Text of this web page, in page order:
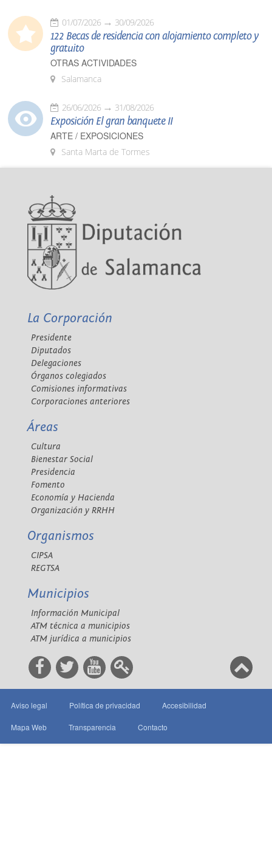
01/07/2026 30/09/2026
122 Becas de residencia con alojamiento completo y
gratuito
OTRAS ACTIVIDADES
Salamanca
26/06/2026 31/08/2026
Exposición El gran banquete II
ARTE / EXPOSICIONES
Santa Marta de Tormes
La Corporación
Presidente
Diputados
Delegaciones
Órganos colegiados
Comisiones informativas
Corporaciones anteriores
Áreas
Cultura
Bienestar Social
Presidencia
Fomento
Economía y Hacienda
Organización y RRHH
Organismos
CIPSA
REGTSA
Municipios
Información Municipal
ATM técnica a municipios
ATM jurídica a municipios
Aviso legal Política de privacidad Accesibilidad
Mapa Web Transparencia Contacto